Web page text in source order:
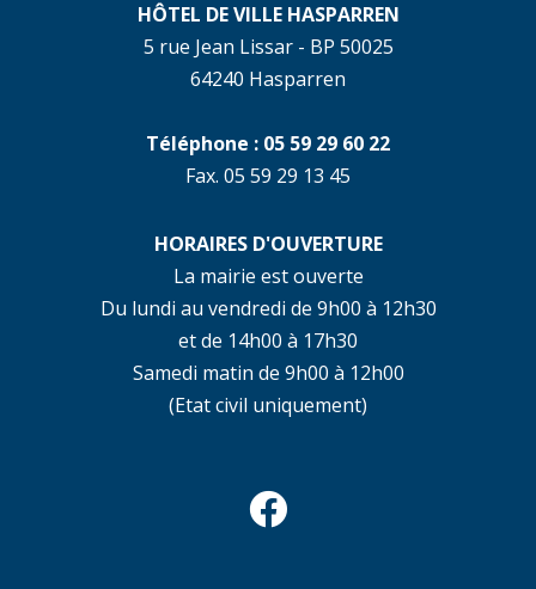
HÔTEL DE VILLE HASPARREN
5 rue Jean Lissar - BP 50025
64240 Hasparren
Téléphone : 05 59 29 60 22
Fax. 05 59 29 13 45
HORAIRES D'OUVERTURE
La mairie est ouverte
Du lundi au vendredi de 9h00 à 12h30
et de 14h00 à 17h30
Samedi matin de 9h00 à 12h00
(Etat civil uniquement)